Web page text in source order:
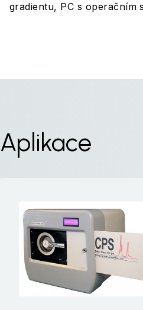
gradientu, PC s operačním
Aplikace